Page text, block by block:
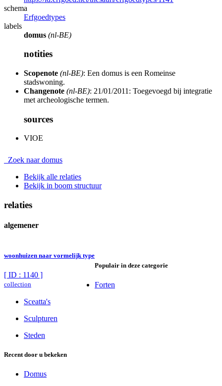
schema
Erfgoedtypes
labels
domus (nl-BE)
notities
Scopenote (nl-BE): Een domus is een Romeinse
stadswoning.
Changenote (nl-BE): 21/01/2011: Toegevoegd bij integratie
met archeologische termen.
sources
VIOE
Zoek naar domus
Bekijk alle relaties
Bekijk in boom structuur
relaties
algemener
woonhuizen naar vormelijk type
[ ID : 1140 ]
collection
Populair in deze categorie
Forten
Sceatta's
Sculpturen
Steden
Recent door u bekeken
Domus